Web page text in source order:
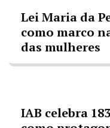
Lei Maria da
como marco
das mulheres
IAB celebra